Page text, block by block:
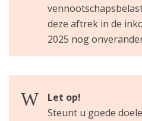
deze aftrek in de
2025 nog
Let op!
Steunt u goede